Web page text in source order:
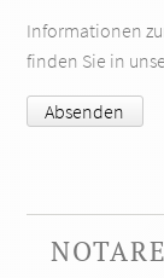
Informationen
finden Sie in
Absenden
NOTARE